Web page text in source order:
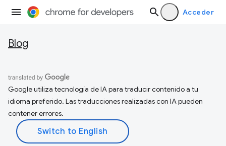
Acceder
Blog
Google utiliza tecnología de IA para traducir contenido a tu
idioma preferido. Las traducciones realizadas con IA pueden
contener errores.